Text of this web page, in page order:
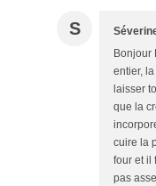
S
Bonjour
entier,
laisser
que la
cuire la
four et il
pas